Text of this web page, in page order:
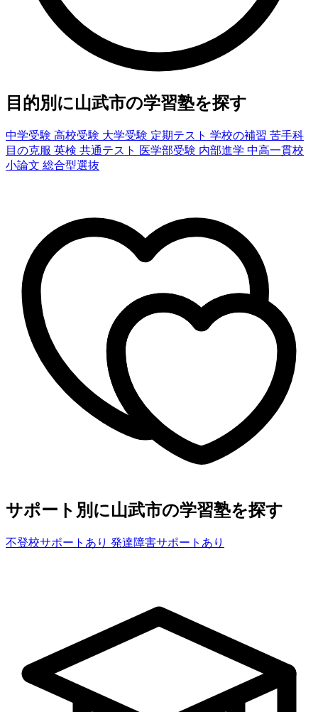
目的別に山武市の学習塾を探す
中学受験 高校受験 大学受験 定期テスト 学校の補習 苦手科
目の克服 英検 共通テスト 医学部受験 内部進学 中高一貫校
小論文 総合型選抜
サポート別に山武市の学習塾を探す
不登校サポートあり 発達障害サポートあり